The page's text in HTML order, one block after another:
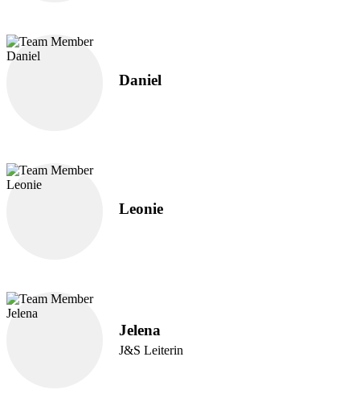
Daniel
Leonie
Jelena
J&S Leiterin